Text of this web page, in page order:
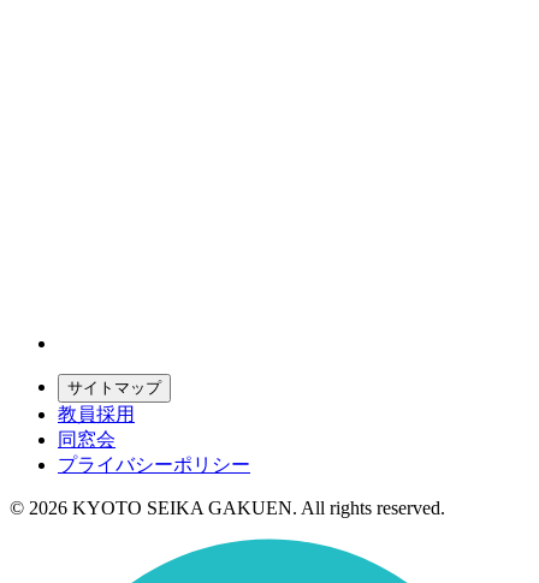
サイトマップ
教員採用
同窓会
プライバシーポリシー
© 2026 KYOTO SEIKA GAKUEN. All rights reserved.